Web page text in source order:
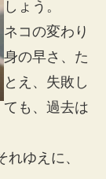
しょう。
ネコの変わり
身の早さ、た
とえ、失敗し
ても、過去は
ゆえに、